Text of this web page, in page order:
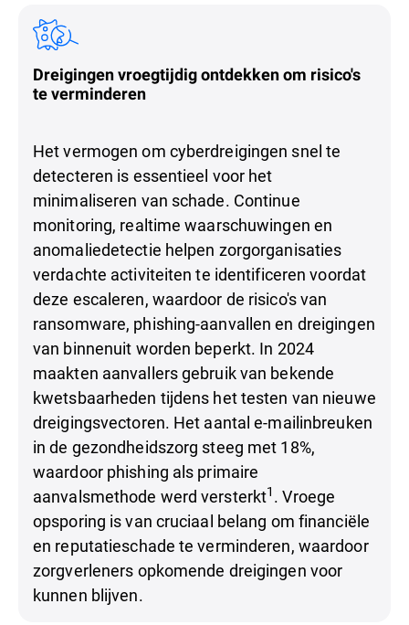
Dreigingen vroegtijdig ontdekken om risico's
te verminderen
Het vermogen om cyberdreigingen snel te
detecteren is essentieel voor het
minimaliseren van schade. Continue
monitoring, realtime waarschuwingen en
anomaliedetectie helpen zorgorganisaties
verdachte activiteiten te identificeren voordat
deze escaleren, waardoor de risico's van
ransomware, phishing-aanvallen en dreigingen
van binnenuit worden beperkt. In 2024
maakten aanvallers gebruik van bekende
kwetsbaarheden tijdens het testen van nieuwe
dreigingsvectoren. Het aantal e-mailinbreuken
in de gezondheidszorg steeg met 18%,
waardoor phishing als primaire
aanvalsmethode werd versterkt1 . Vroege
opsporing is van cruciaal belang om financiële
en reputatieschade te verminderen, waardoor
zorgverleners opkomende dreigingen voor
kunnen blijven.